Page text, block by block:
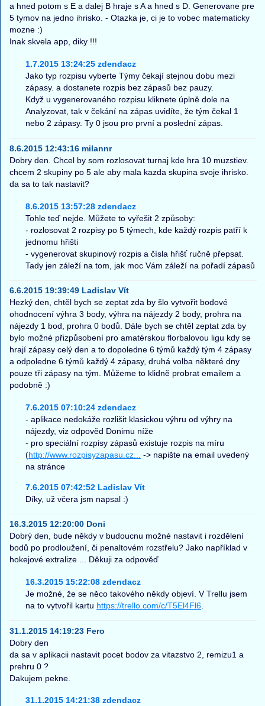
a hned potom s E a dalej B hraje s A a hned s D. Generovane pre
5 tymov na jedno ihrisko. - Otazka je, ci je to vobec matematicky
mozne :)
Inak skvela app, diky !!!
1.7.2015 13:24:25 zdendacz
Jako typ rozpisu vyberte Týmy čekají stejnou dobu mezi
zápasy. a dostanete rozpis bez zápasů bez pauzy.
Když u vygenerovaného rozpisu kliknete úplně dole na
Analyzovat, tak v čekání na zápas uvidíte, že tým čekal 1
nebo 2 zápasy. Ty 0 jsou pro první a poslední zápas.
8.6.2015 12:43:16 milannr
Dobry den. Chcel by som rozlosovat turnaj kde hra 10 muzstiev.
chcem 2 skupiny po 5 ale aby mala kazda skupina svoje ihrisko.
da sa to tak nastavit?
8.6.2015 13:57:28 zdendacz
Tohle teď nejde. Můžete to vyřešit 2 způsoby:
- rozlosovat 2 rozpisy po 5 týmech, kde každý rozpis patří k
jednomu hřišti
- vygenerovat skupinový rozpis a čísla hřišť ručně přepsat.
Tady jen záleží na tom, jak moc Vám záleží na pořadí zápasů
6.6.2015 19:39:49 Ladislav Vít
Hezký den, chtěl bych se zeptat zda by šlo vytvořit bodové
ohodnocení výhra 3 body, výhra na nájezdy 2 body, prohra na
nájezdy 1 bod, prohra 0 bodů. Dále bych se chtěl zeptat zda by
bylo možné přizpůsobení pro amatérskou florbalovou ligu kdy se
hrají zápasy celý den a to dopoledne 6 týmů každý tým 4 zápasy
a odpoledne 6 týmů každý 4 zápasy, druhá volba některé dny
pouze tři zápasy na tým. Můžeme to klidně probrat emailem a
podobně :)
7.6.2015 07:10:24 zdendacz
- aplikace nedokáže rozlišit klasickou výhru od výhry na
nájezdy, viz odpověd Donimu níže
- pro speciální rozpisy zápasů existuje rozpis na míru
(http://www.rozpisyzapasu.cz... -> napište na email uvedený
na stránce
7.6.2015 07:42:52 Ladislav Vít
Díky, už včera jsm napsal :)
16.3.2015 12:20:00 Doni
Dobrý den, bude někdy v budoucnu možné nastavit i rozdělení
bodů po prodloužení, či penaltovém rozstřelu? Jako například v
hokejové extralize ... Děkuji za odpověď
16.3.2015 15:22:08 zdendacz
Je možné, že se něco takového někdy objeví. V Trellu jsem
na to vytvořil kartu https://trello.com/c/T5El4Fl6.
31.1.2015 14:19:23 Fero
Dobry den
da sa v aplikacii nastavit pocet bodov za vitazstvo 2, remizu1 a
prehru 0 ?
Dakujem pekne.
31.1.2015 14:21:38 zdendacz